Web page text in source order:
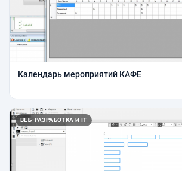
Календарь мероприятий КАФЕ
ВЕБ-РАЗРАБОТКА И IT